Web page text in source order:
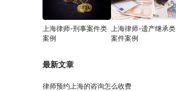
上海律师-刑事案件类
案例
上海律师-遗产继承类
案件案例
最新文章
律师预约上海的咨询怎么收费